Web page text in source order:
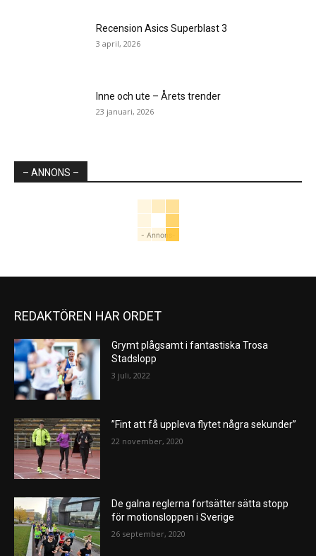
Recension Asics Superblast 3
3 april, 2026
Inne och ute – Årets trender
23 januari, 2026
– ANNONS –
- Annons-
REDAKTÖREN HAR ORDET
Grymt plågsamt i fantastiska Trosa
Stadslopp
3 juli, 2022
”Fint att få uppleva flytet några sekunder”
22 november, 2020
De galna reglerna fortsätter sätta stopp
för motionsloppen i Sverige
26 september, 2020